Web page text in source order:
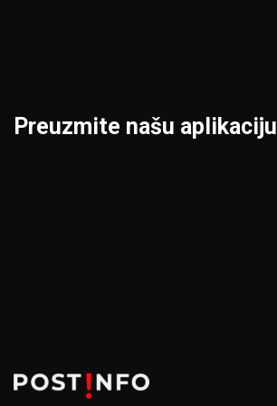
Preuzmite našu aplikaciju